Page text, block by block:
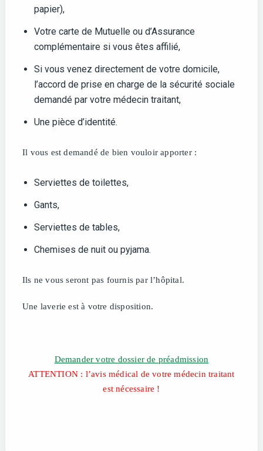
papier),
Votre carte de Mutuelle ou d’Assurance
complémentaire si vous êtes affilié,
Si vous venez directement de votre domicile,
l’accord de prise en charge de la sécurité sociale
demandé par votre médecin traitant,
Une pièce d’identité.
Il vous est demandé de bien vouloir apporter :
Serviettes de toilettes,
Gants,
Serviettes de tables,
Chemises de nuit ou pyjama.
Ils ne vous seront pas fournis par l’hôpital.
Une laverie est à votre disposition.
Demander votre dossier de préadmission
ATTENTION : l’avis médical de votre médecin traitant
est nécessaire !